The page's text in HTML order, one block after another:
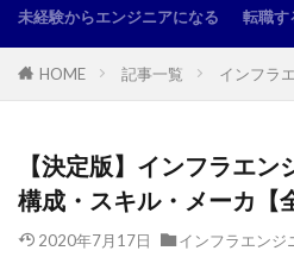
未経験からエンジニアになる 転職す
HOME 記事一覧 インフラ
【決定版】インフラエン
構成・スキル・メーカ【
2020年7月17日 インフラエンジ